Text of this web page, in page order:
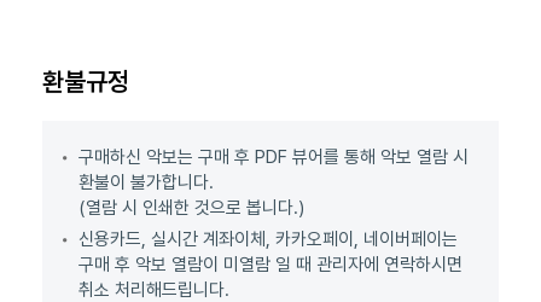
환불규정
구매하신 악보는 구매 후 PDF 뷰어를 통해 악보 열람 시
환불이 불가합니다.
(열람 시 인쇄한 것으로 봅니다.)
신용카드, 실시간 계좌이체, 카카오페이, 네이버페이는
구매 후 악보 열람이 미열람 일 때 관리자에 연락하시면
취소 처리해드립니다.